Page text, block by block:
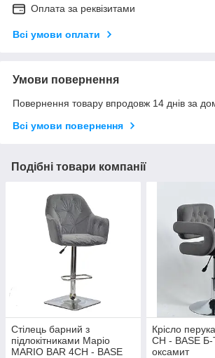
Оплата за реквізитами
Всі умови оплати
Умови повернення
Повернення товару впродовж 14 днів за
Всі умови повернення
Подібні товари компанії
Стілець барний з
підлокітниками Маріо
MARIO BAR 4CH - BASE
Крісло
CH - BASE Б-
оксамит